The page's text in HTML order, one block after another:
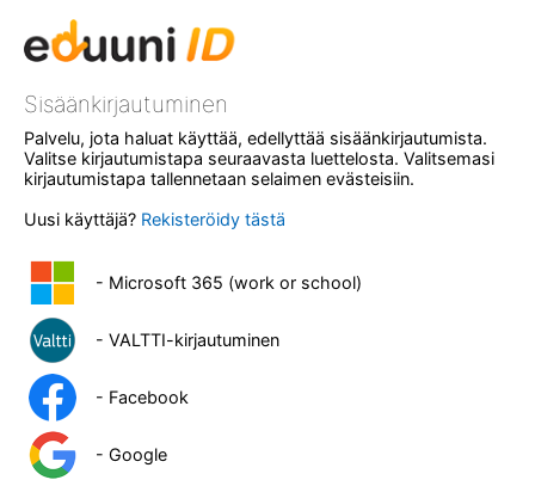
Sisäänkirjautuminen
Palvelu, jota haluat käyttää, edellyttää sisäänkirjautumista.
Valitse kirjautumistapa seuraavasta luettelosta. Valitsemasi
kirjautumistapa tallennetaan selaimen evästeisiin.
Uusi käyttäjä? Rekisteröidy tästä
- Microsoft 365 (work or school)
- VALTTI-kirjautuminen
- Facebook
- Google